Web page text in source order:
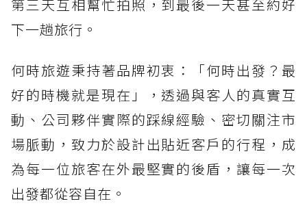
第三天互相幫忙拍照，到最後一天甚至約好
下一趟旅行。
何時旅遊秉持著品牌初衷：「何時出發？最
好的時機就是現在」，透過與客人的真實互
動、公司夥伴實際的踩線經驗、密切關注市
場脈動，致力於設計出貼近客戶的行程，成
為每一位旅客在外最堅實的後盾，讓每一次
出發都從容自在。